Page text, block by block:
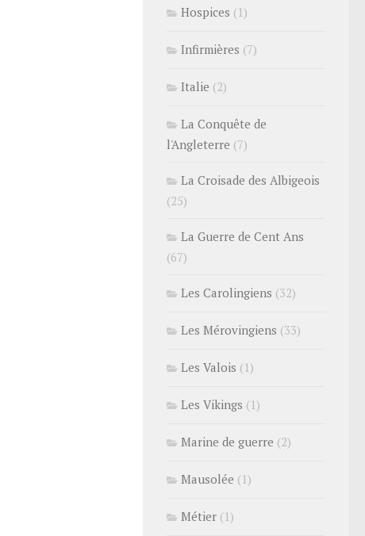
Hospices (1)
Infirmières (7)
Italie (2)
La Conquête de
l'Angleterre (7)
La Croisade des Albigeois
(25)
La Guerre de Cent Ans
(67)
Les Carolingiens (32)
Les Mérovingiens (33)
Les Valois (1)
Les Vikings (1)
Marine de guerre (2)
Mausolée (1)
Métier (1)